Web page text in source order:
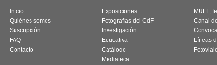
Inicio
Quiénes somos
Suscripción
FAQ
Contacto
Exposiciones
Fotografías del CdF
Investigación
Educativa
Catálogo
Mediateca
MUFF,
Canal
Líneas